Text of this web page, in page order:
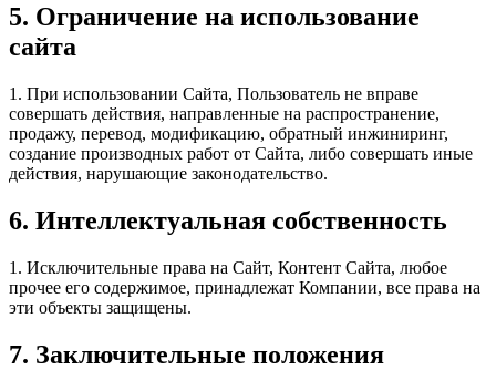
5. Ограничение на использование
сайта
1. При использовании Сайта, Пользователь не вправе
совершать действия, направленные на распространение,
продажу, перевод, модификацию, обратный инжиниринг,
создание производных работ от Сайта, либо совершать иные
действия, нарушающие законодательство.
6. Интеллектуальная собственность
1. Исключительные права на Сайт, Контент Сайта, любое
прочее его содержимое, принадлежат Компании, все права на
эти объекты защищены.
7. Заключительные положения